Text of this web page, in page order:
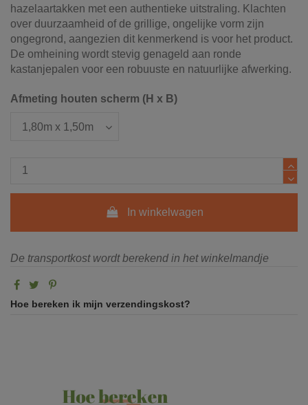
hazelaartakken met een authentieke uitstraling. Klachten
over duurzaamheid of de grillige, ongelijke vorm zijn
ongegrond, aangezien dit kenmerkend is voor het product.
De omheining wordt stevig genageld aan ronde
kastanjepalen voor een robuuste en natuurlijke afwerking.
Afmeting houten scherm (H x B)
In winkelwagen
De transportkost wordt berekend in het winkelmandje
Hoe bereken ik mijn verzendingskost?